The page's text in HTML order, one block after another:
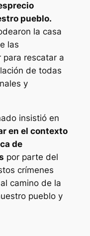
pueblo.
la casa
las
para rescatar a
de todas
y
insistió en
en el contexto
de
por parte del
crímenes
camino de la
pueblo y